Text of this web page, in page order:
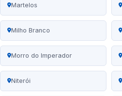
Martelos
Milho Branco
Morro do Imperador
Niterói